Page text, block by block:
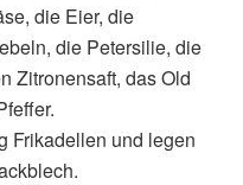
die Eier, die
die Petersilie, die
Zitronensaft, das Old
Frikadellen und legen